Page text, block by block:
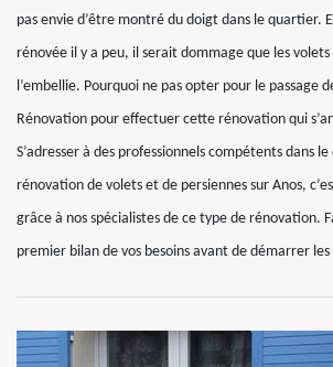
pas envie d’être montré du doigt dans le quartier.
rénovée il y a peu, il serait dommage que les
l’embellie. Pourquoi ne pas opter pour le passage
Rénovation pour effectuer cette rénovation qui
S’adresser à des professionnels compétents dans
rénovation de volets et de persiennes sur Anos,
grâce à nos spécialistes de ce type de rénovation.
premier bilan de vos besoins avant de démarrer